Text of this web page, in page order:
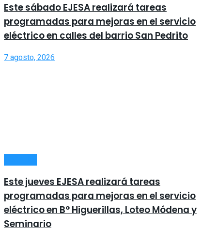
Este sábado EJESA realizará tareas
programadas para mejoras en el servicio
eléctrico en calles del barrio San Pedrito
7 agosto, 2026
Este jueves EJESA realizará tareas
programadas para mejoras en el servicio
eléctrico en B° Higuerillas, Loteo Módena y
Seminario